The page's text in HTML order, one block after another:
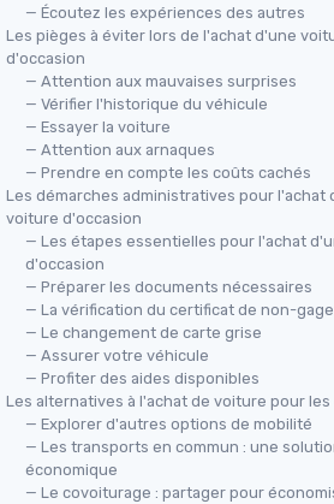
— Écoutez les expériences des autres
Les pièges à éviter lors de l'achat d'une
d'occasion
— Attention aux mauvaises surprises
— Vérifier l'historique du véhicule
— Essayer la voiture
— Attention aux arnaques
— Prendre en compte les coûts cachés
Les démarches administratives pour l'achat
voiture d'occasion
— Les étapes essentielles pour l'achat
d'occasion
— Préparer les documents nécessaires
— La vérification du certificat de non-gage
— Le changement de carte grise
— Assurer votre véhicule
— Profiter des aides disponibles
Les alternatives à l'achat de voiture pour
— Explorer d'autres options de mobilité
— Les transports en commun : une
économique
— Le covoiturage : partager pour